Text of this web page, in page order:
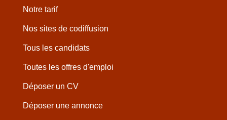
Notre tarif
Nos sites de codiffusion
Tous les candidats
Toutes les offres d'emploi
Déposer un CV
Déposer une annonce